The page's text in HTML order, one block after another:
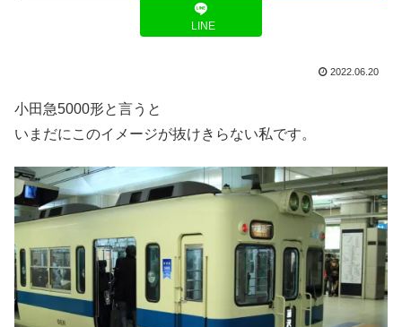
LINE
2022.06.20
小田急5000形と言うと
いまだにこのイメージが抜けきらない私です。